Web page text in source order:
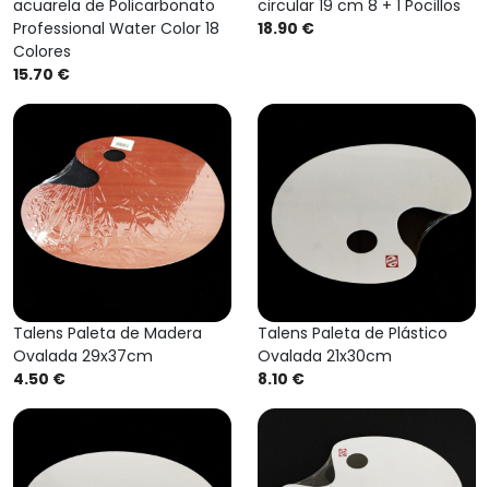
acuarela de Policarbonato
Professional Water Color 18
Colores
15.70 €
circular 19 cm 8 + 1 Pocillos
18.90 €
Talens Paleta de Madera
Ovalada 29x37cm
4.50 €
Talens Paleta de Plástico
Ovalada 21x30cm
8.10 €